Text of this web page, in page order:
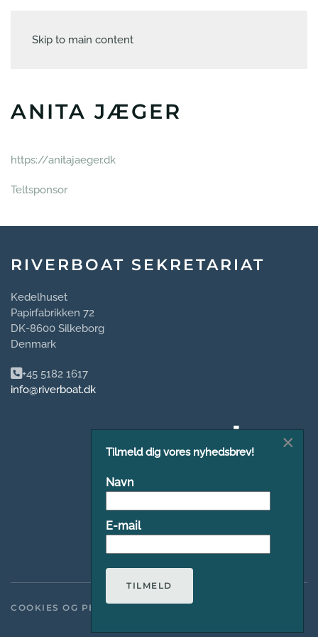
Skip to main content
ANITA JÆGER
https://anitajaeger.dk
Teltsponsor
RIVERBOAT SEKRETARIAT
Kedelhuset
Papirfabrikken 72
DK-8600 Silkeborg
Denmark
+45 5182 1617
info@riverboat.dk
COOKIES OG PERSONDATAPOLITIK
×
Tilmeld dig vores nyhedsbrev!
Navn
E-mail
TILMELD